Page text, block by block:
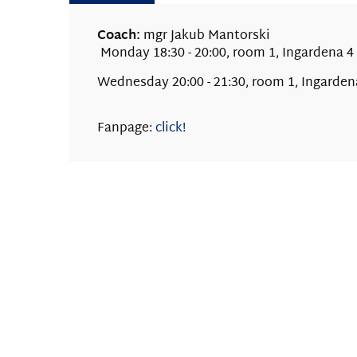
Coach: mgr Jakub Mantorski
Monday 18:30 - 20:00, room 1, Ingardena
Wednesday 20:00 - 21:30, room 1,
Fanpage:click!